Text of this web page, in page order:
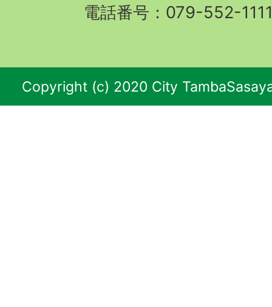
電話番号：079-552-
Copyright (c) 2020 City